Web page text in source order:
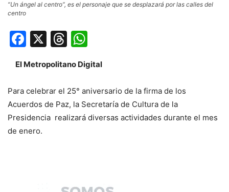
“Un ángel al centro”, es el personaje que se desplazará por las calles del
centro
Facebook
X Threads
El Metropolitano Digital
Para celebrar el 25° aniversario de la firma de los
Acuerdos de Paz, la Secretaría de Cultura de la
Presidencia realizará diversas actividades durante el mes
de enero.